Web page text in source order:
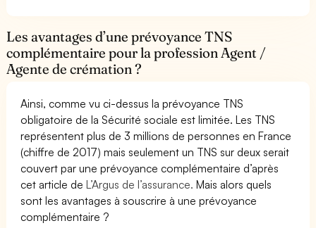
Les avantages d’une prévoyance TNS
complémentaire pour la profession Agent /
Agente de crémation ?
Ainsi, comme vu ci-dessus la prévoyance TNS
obligatoire de la Sécurité sociale est limitée. Les TNS
représentent plus de 3 millions de personnes en France
(chiffre de 2017) mais seulement un TNS sur deux serait
couvert par une prévoyance complémentaire d’après
cet article deL’Argus de l’assurance. Mais alors quels
sont les avantages à souscrire à une prévoyance
complémentaire ?